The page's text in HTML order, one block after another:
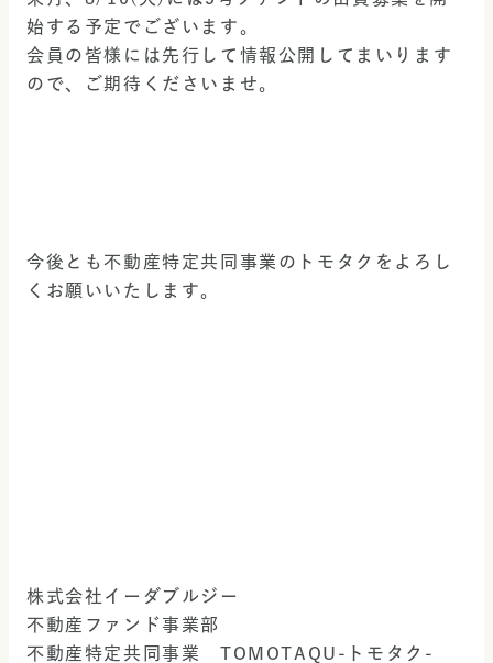
始する予定でございます。
会員の皆様には先行して情報公開してまいります
ので、ご期待くださいませ。
今後とも不動産特定共同事業のトモタクをよろし
くお願いいたします。
株式会社イーダブルジー
不動産ファンド事業部
不動産特定共同事業　TOMOTAQU-トモタク-